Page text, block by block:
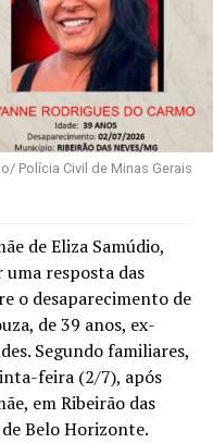
Polícia Civil de Minas Gerais
de Eliza Samúdio,
uma resposta das
o desaparecimento de
de 39 anos, ex-
Segundo familiares,
feira (2/7), após
em Ribeirão das
Belo Horizonte.